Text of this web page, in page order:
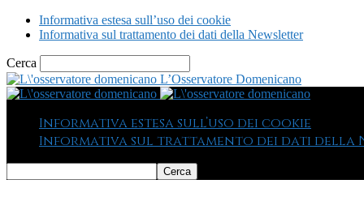
Informativa estesa sull’uso dei cookie
Informativa sul trattamento dei dati della Newsletter
Cerca
L’Osservatore Domenicano
Informativa estesa sull’uso dei cookie
Informativa sul trattamento dei dati della